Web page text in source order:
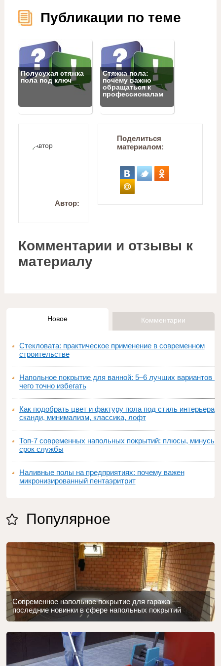
Публикации по теме
Полусухая стяжка
пола под ключ
Стяжка пола:
почему важно
обращаться к
профессионалам
Автор:
Поделиться
материалом:
Комментарии и отзывы к
материалу
Новое Комментарии
Стекловата: практическое применение в современном
строительстве
Напольное покрытие для ванной: 5–6 лучших вариантов и
чего точно избегать
Как подобрать цвет и фактуру пола под стиль интерьера:
сканди, минимализм, классика, лофт
Топ‑7 современных напольных покрытий: плюсы, минусы,
срок службы
Наливные полы на предприятиях: почему важен
микронизированный пентаэритрит
Популярное
Современное напольное покрытие для гаража —
последние новинки в сфере напольных покрытий